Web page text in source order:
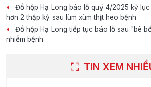
Đồ hộp Hạ Long báo lỗ quý 4/2025 kỷ
hơn 2 thập kỷ sau lùm xùm thịt heo bệnh
Đồ hộp Hạ Long tiếp tục báo lỗ sau "bê
nhiễm bệnh
TIN XEM